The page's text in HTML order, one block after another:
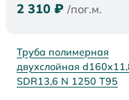
2 310 ₽ /пог.м.
Труба полимерная
двухслойная
SDR13,6 N 1250 Т95